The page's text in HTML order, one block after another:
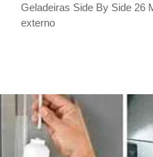
Geladeiras Side By Side 26
externo